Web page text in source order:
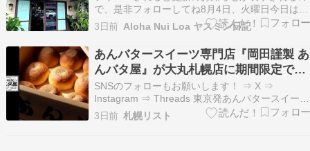
で、是非フォローしてね8月4日、火曜日今日は、
同郷のブロ友さん ブログ 『オッサンの楽しみ』
の筆者 みちおさん と奥ちゃまがハワイに来てい
るので、ご一緒にランチをしてきました場所は、
オアフ島内に6店舗ある リリハベーカリーのニミ
ッツ店今…
3日前 Aloha Nui Loa ヤスミン日記
あんバタースイーツ専門店『岡田謹製 あ
んバタ屋』が大丸札幌店に期間限定で出
店！涼やかな檸檬の味わい「あんバタパ
ン・檸檬」も
SNSのフォローもお願いします！ ⇒ X ⇒
Instagram ⇒ Threads 東京発あんバタースイーツ
専門店『岡田謹製 あんバタ屋』は、2026年8月12
日(水)～18日(火)の期間、大丸札幌店 一階イベン
3日前 札幌リスト